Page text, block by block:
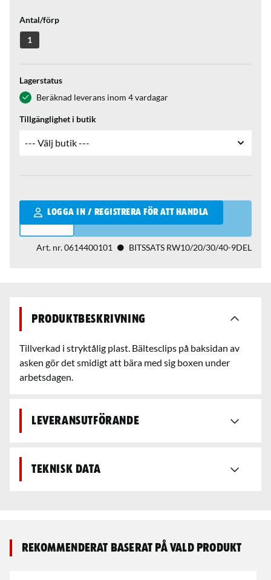
Antal/förp
1
Lagerstatus
Beräknad leverans inom 4 vardagar
Tillgänglighet i butik
LOGGA IN / REGISTRERA FÖR ATT HANDLA
Qantity
Art. nr.0614400101 BITSSATS RW10/20/30/40-9DEL
Produktbeskrivning
Tillverkad i stryktålig plast. Bältesclips på baksidan av
asken gör det smidigt att bära med sig boxen under
arbetsdagen.
Leveransutförande
Teknisk data
Rekommenderat baserat på vald produkt